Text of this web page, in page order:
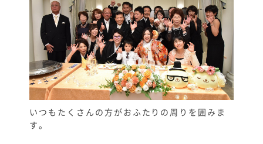
いつもたくさんの方がおふたりの周りを囲みま
す。